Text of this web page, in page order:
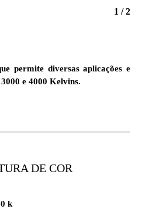
1 / 2
permite diversas aplicações e
e 4000 Kelvins.
DE COR
k